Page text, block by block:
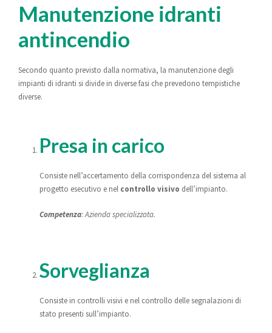
Manutenzione idranti
antincendio
Secondo quanto previsto dalla normativa, la manutenzione degli
impianti di idranti si divide in diverse fasi che prevedono tempistiche
diverse.
Presa in carico
Consiste nell’accertamento della corrispondenza del sistema al
progetto esecutivo e nel controllo visivo dell’impianto.
Competenza: Azienda specializzata.
Sorveglianza
Consiste in controlli visivi e nel controllo delle segnalazioni di
stato presenti sull’impianto.